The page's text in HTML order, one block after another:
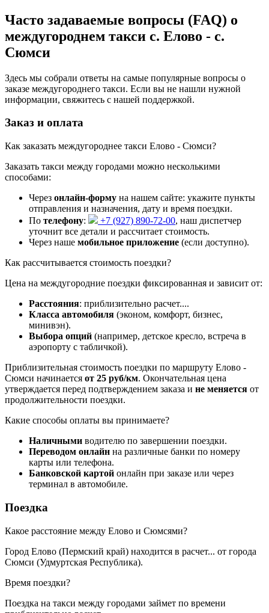
Часто задаваемые вопросы (FAQ) о
междугороднем такси с. Елово - с.
Сюмси
Здесь мы собрали ответы на самые популярные вопросы о
заказе междугороднего такси. Если вы не нашли нужной
информации, свяжитесь с нашей поддержкой.
Заказ и оплата
Как заказать междугороднее такси Елово - Сюмси?
Заказать такси между городами можно несколькими
способами:
Через онлайн-форму на нашем сайте: укажите пункты
отправления и назначения, дату и время поездки.
По телефону: +7 (927) 890-72-00, наш диспетчер
уточнит все детали и рассчитает стоимость.
Через наше мобильное приложение (если доступно).
Как рассчитывается стоимость поездки?
Цена на междугородние поездки фиксированная и зависит от:
Расстояния: приблизительно расчет....
Класса автомобиля (эконом, комфорт, бизнес,
минивэн).
Выбора опций (например, детское кресло, встреча в
аэропорту с табличкой).
Приблизительная стоимость поездки по маршруту Елово -
Сюмси начинается от 25 руб/км. Окончательная цена
утверждается перед подтверждением заказа и не меняется от
продолжительности поездки.
Какие способы оплаты вы принимаете?
Наличными водителю по завершении поездки.
Переводом онлайн на различные банки по номеру
карты или телефона.
Банковской картой онлайн при заказе или через
терминал в автомобиле.
Поездка
Какое расстояние между Елово и Сюмсями?
Город Елово (Пермский край) находится в расчет... от города
Сюмси (Удмуртская Республика).
Время поездки?
Поездка на такси между городами займет по времени